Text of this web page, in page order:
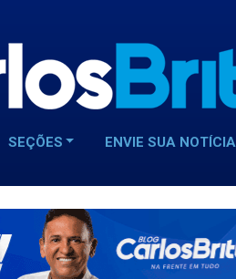
SEÇÕES ENVIE SUA NOTÍCIA